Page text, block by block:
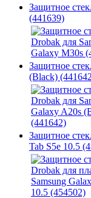
Защитное
(441639)
Защитное
(Black)
Защитное
Tab S5e 10.5